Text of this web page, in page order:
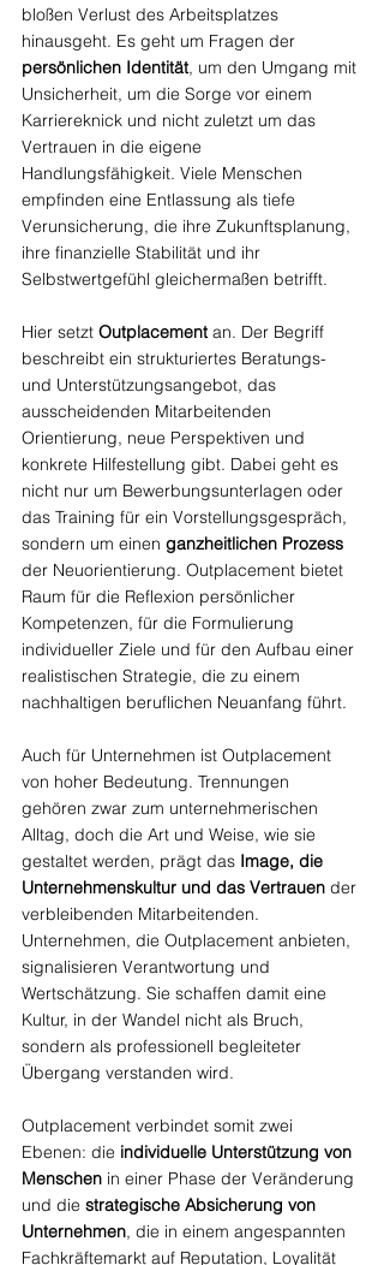
bloßen Verlust des Arbeitsplatzes
hinausgeht. Es geht um Fragen der
persönlichen Identität, um den Umgang mit
Unsicherheit, um die Sorge vor einem
Karriereknick und nicht zuletzt um das
Vertrauen in die eigene
Handlungsfähigkeit. Viele Menschen
empfinden eine Entlassung als tiefe
Verunsicherung, die ihre Zukunftsplanung,
ihre finanzielle Stabilität und ihr
Selbstwertgefühl gleichermaßen betrifft.
Hier setzt Outplacement an. Der Begriff
beschreibt ein strukturiertes Beratungs-
und Unterstützungsangebot, das
ausscheidenden Mitarbeitenden
Orientierung, neue Perspektiven und
konkrete Hilfestellung gibt. Dabei geht es
nicht nur um Bewerbungsunterlagen oder
das Training für ein Vorstellungsgespräch,
sondern um einen ganzheitlichen Prozess
der Neuorientierung. Outplacement bietet
Raum für die Reflexion persönlicher
Kompetenzen, für die Formulierung
individueller Ziele und für den Aufbau einer
realistischen Strategie, die zu einem
nachhaltigen beruflichen Neuanfang führt.
Auch für Unternehmen ist Outplacement
von hoher Bedeutung. Trennungen
gehören zwar zum unternehmerischen
Alltag, doch die Art und Weise, wie sie
gestaltet werden, prägt das Image, die
Unternehmenskultur und das Vertrauen der
verbleibenden Mitarbeitenden.
Unternehmen, die Outplacement anbieten,
signalisieren Verantwortung und
Wertschätzung. Sie schaffen damit eine
Kultur, in der Wandel nicht als Bruch,
sondern als professionell begleiteter
Übergang verstanden wird.
Outplacement verbindet somit zwei
Ebenen: die individuelle Unterstützung von
Menschen in einer Phase der Veränderung
und die strategische Absicherung von
Unternehmen, die in einem angespannten
Fachkräftemarkt auf Reputation, Loyalität